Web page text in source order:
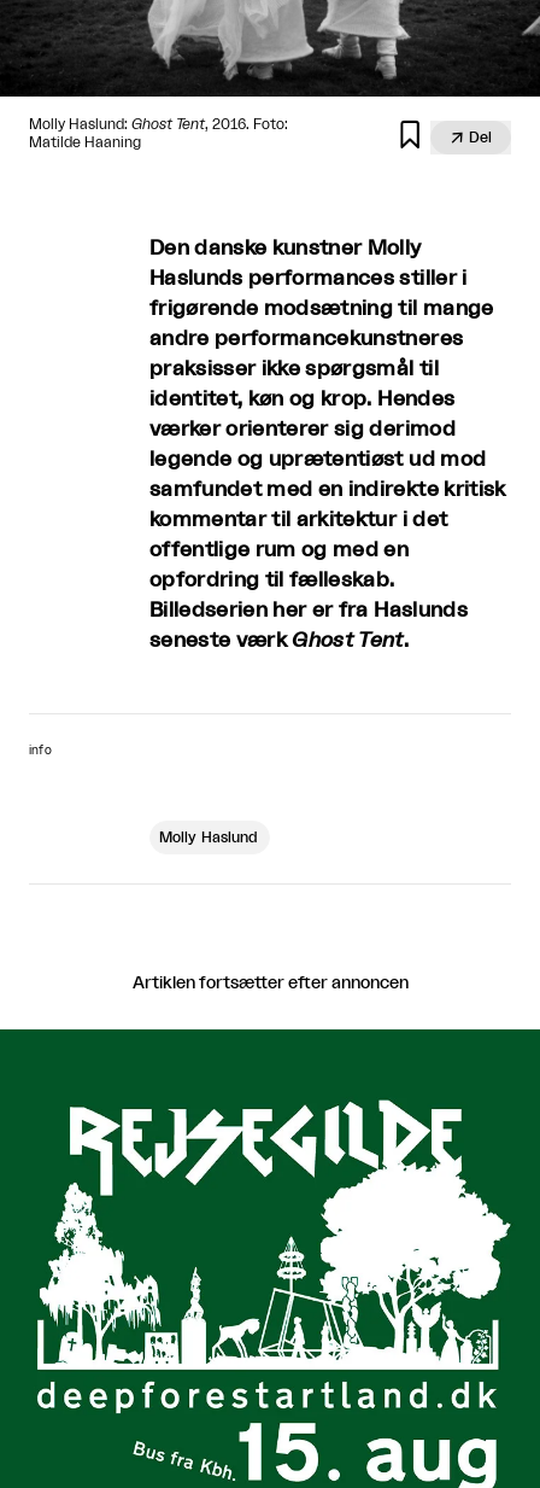
Molly Haslund: Ghost Tent, 2016. Foto:
Matilde Haaning
  Del
Den danske kunstner Molly
Haslunds performances stiller i
frigørende modsætning til mange
andre performancekunstneres
praksisser ikke spørgsmål til
identitet, køn og krop. Hendes
værker orienterer sig derimod
legende og uprætentiøst ud mod
samfundet med en indirekte kritisk
kommentar til arkitektur i det
offentlige rum og med en
opfordring til fælleskab.
Billedserien her er fra Haslunds
seneste værkGhost Tent.
info
Molly Haslund
Artiklen fortsætter efter annoncen